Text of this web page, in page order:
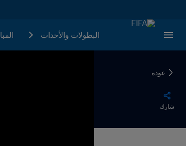
البطولات والأحدات
عودة
شارك